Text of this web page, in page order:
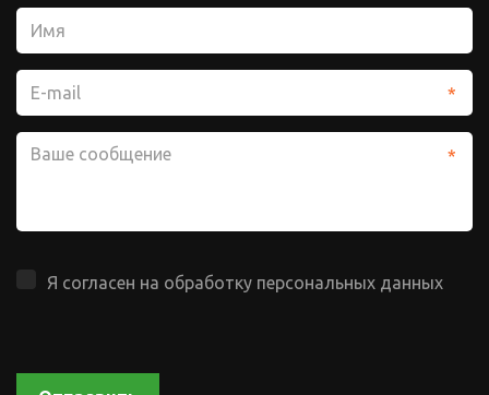
*
*
Я согласен на обработку персональных данных